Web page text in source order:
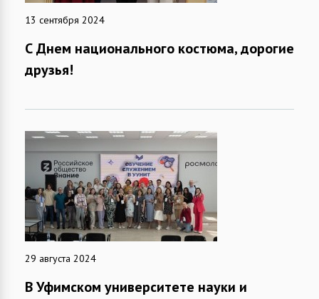
13 сентября 2024
С Днем национального костюма, дорогие
друзья!
29 августа 2024
В Уфимском университете науки и